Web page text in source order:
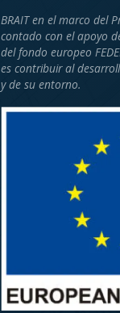
BRAIT en el marco del
contado con el apoyo
del fondo europeo
es contribuir al
y de su entorno.